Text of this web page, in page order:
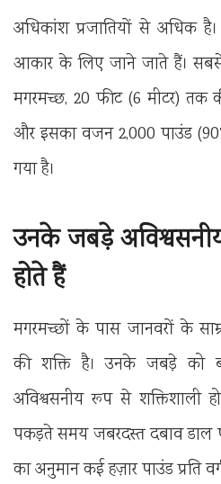
अधिकांश प्रजातियों से अधिक
आकार के लिए जाने जाते हैं। सबसे
मगरमच्छ, 20 फीट (6 मीटर)
और इसका वजन 2,000 पाउंड
गया है।
उनके जबड़े
होते हैं
मगरमच्छों के पास जानवरों के
की शक्ति है। उनके जबड़े को
अविश्वसनीय रूप से शक्तिशाली
पकड़ते समय जबरदस्त दबाव डाल
का अनुमान कई हज़ार पाउंड प्रति